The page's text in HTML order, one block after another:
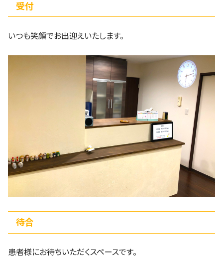
受付
いつも笑顔でお出迎えいたします。
待合
患者様にお待ちいただくスペースです。